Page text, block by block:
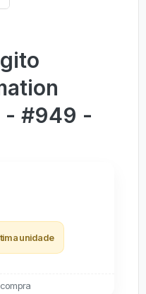
- #949 -
unidade